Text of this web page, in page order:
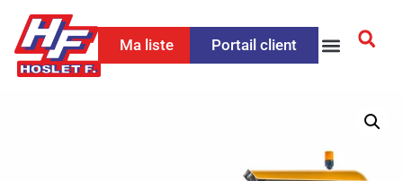
Ma liste Portail client